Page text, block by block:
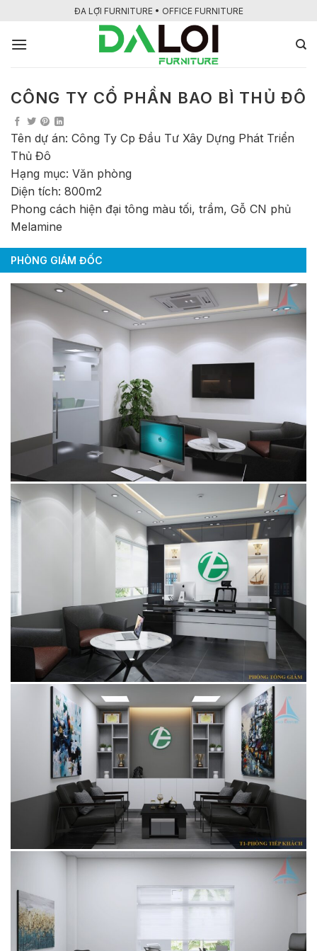
nội
ĐA LỢI FURNITURE • OFFICE FURNITURE
CÔNG TY CỔ PHẦN BAO BÌ THỦ ĐÔ
Tên dự án: Công Ty Cp Đầu Tư Xây Dựng Phát Triển
Thủ Đô
Hạng mục: Văn phòng
Diện tích: 800m2
Phong cách hiện đại tông màu tối, trầm, Gỗ CN phủ
Melamine
PHÒNG GIÁM ĐỐC